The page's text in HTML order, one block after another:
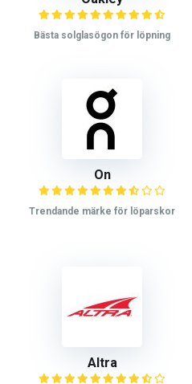
Bästa solglasögon för löpning
On
Trendande märke för löparskor
Altra